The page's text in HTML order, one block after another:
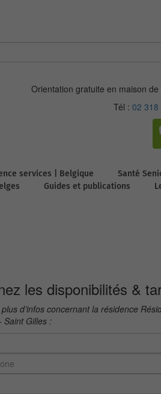
Orientation gratuite en maison
Tél : 02 318
services | Belgique
Santé
Guides et publications
les disponibilités &
d’infos concernant la résidence
Saint Gilles :